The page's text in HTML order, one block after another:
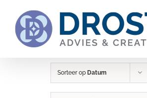
inhoud
Sorteer op Datum